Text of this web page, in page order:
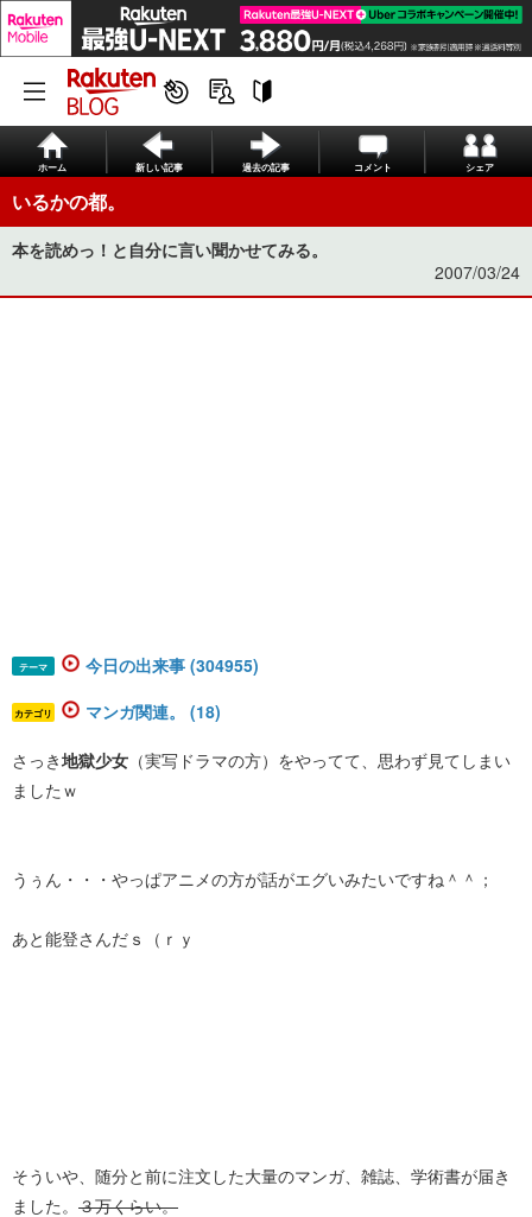
ホーム 新しい記事 過去の記事 コメント シェア
いるかの都。
本を読めっ！と自分に言い聞かせてみる。
2007/03/24
テーマ 今日の出来事 (304955)
カテゴリ マンガ関連。 (18)
さっき地獄少女 （実写ドラマの方）をやってて、思わず見てしまい
ましたｗ
うぅん・・・やっぱアニメの方が話がエグいみたいですね＾＾；
あと能登さんだｓ（ｒｙ
そういや、随分と前に注文した大量のマンガ、雑誌、学術書が届き
ました。 ３万くらい。